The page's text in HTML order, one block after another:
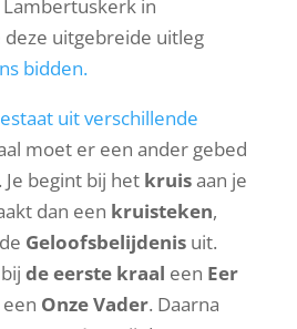
in
uitgebreide uitleg
bidden.
uit verschillende
moet er een ander gebed
begint bij het kruisaan je
dan een kruisteken,
Geloofsbelijdenisuit.
de eerste kraal een Eer
Onze Vader. Daarna